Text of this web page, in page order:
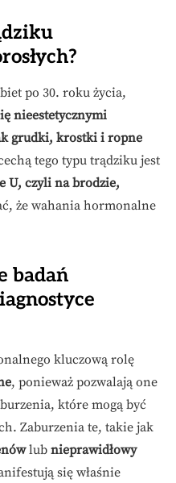
po 30. roku życia,
nieestetycznymi
grudki, krostki i ropne
tego typu trądziku jest
U, czyli na brodzie,
że wahania hormonalne
badań
kluczową rolę
, ponieważ pozwalają one
które mogą być
Zaburzenia te, takie jak
lub nieprawidłowy
się właśnie